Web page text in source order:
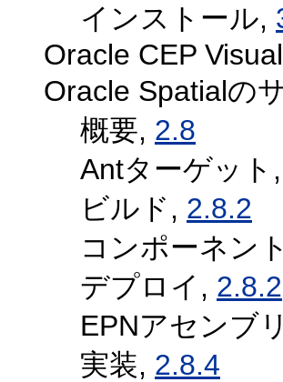
インストール,
Oracle CEP
Oracle Spatialの
概要, 2.8
Antターゲット,
ビルド, 2.8.2
コンポーネン
デプロイ, 2.8.2
EPNアセンブ
実装, 2.8.4